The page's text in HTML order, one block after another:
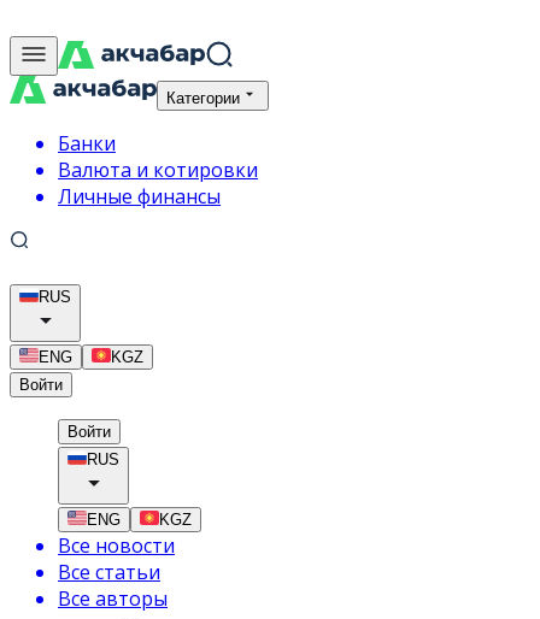
Категории
Банки
Валюта и котировки
Личные финансы
RUS
ENG
KGZ
Войти
Войти
RUS
ENG KGZ
Все новости
Все статьи
Все авторы